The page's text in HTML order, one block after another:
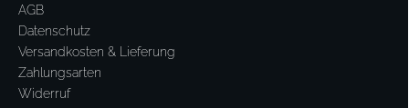
AGB
Datenschutz
Versandkosten & Lieferung
Zahlungsarten
Widerruf